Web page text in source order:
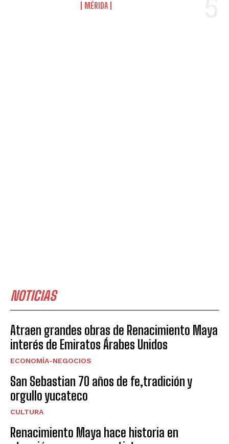
MÉRIDA
NOTICIAS
Atraen grandes obras de Renacimiento Maya
interés de Emiratos Árabes Unidos
ECONOMÍA-NEGOCIOS
San Sebastian 70 años de fe,tradición y
orgullo yucateco
CULTURA
Renacimiento Maya hace historia en